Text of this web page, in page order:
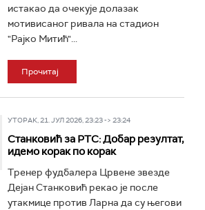
истакао да очекује долазак
мотивисаног ривала на стадион
"Рајко Митић"...
Прочитај
УТОРАК, 21. ЈУЛ 2026, 23:23 -> 23:24
Станковић за РТС: Добар резултат,
идемо корак по корак
Тренер фудбалера Црвене звезде
Дејан Станковић рекао је после
утакмице против Ларна да су његови